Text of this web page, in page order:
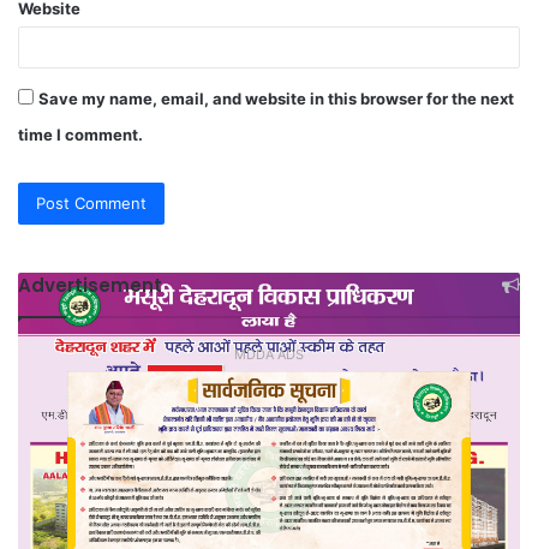
Website
Save my name, email, and website in this browser for the next
time I comment.
Advertisement
MDDA ADS